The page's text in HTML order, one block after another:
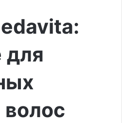
для